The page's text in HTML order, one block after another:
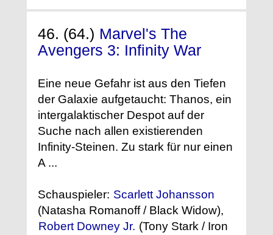
46. (64.) Marvel's The
Avengers 3: Infinity War
Eine neue Gefahr ist aus den Tiefen
der Galaxie aufgetaucht: Thanos, ein
intergalaktischer Despot auf der
Suche nach allen existierenden
Infinity-Steinen. Zu stark für nur einen
A ...
Schauspieler: Scarlett Johansson
(Natasha Romanoff / Black Widow),
Robert Downey Jr. (Tony Stark / Iron